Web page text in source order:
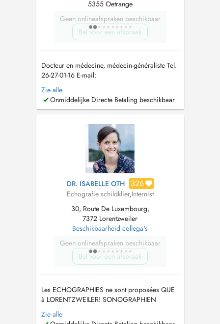
5355 Oetrange
Geen onlineafspraken beschikbaar
Bel voor een afspraak
Docteur en médecine, médecin-généraliste Tel.
26-27-01-16 E-mail:
allgemeinmediziner_lux@outlook.com
meiner Praxis biete ich eine umfassende
medizinische Betreuung im Bereich der
individuellen Versorgung, die sowohl
körperliche als auch psychis...
Zie alle
Onmiddelijke Directe Betaling beschikbaar
DR. ISABELLE OTH 326
Echografie schildklier,Internist
30, Route De Luxembourg,
7372 Lorentzweiler
Beschikbaarheid collega's
Geen onlineafspraken beschikbaar
Bel voor een afspraak
Les ECHOGRAPHIES ne sont proposées QUE
à LORENTZWEILER! SONOGRAPHIEN
werden NUR in LORENTZWEILER angeboten!
ULTRASOUNDS are ONLY offered in
Zie alle